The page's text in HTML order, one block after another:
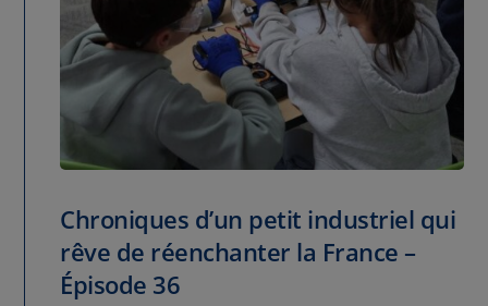
Chroniques d’un petit industriel qui
rêve de réenchanter la France –
Épisode 36